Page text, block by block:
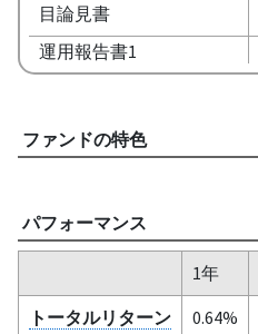
目論見書
運用報告書1
ファンドの特色
パフォーマンス
1年
トータルリターン
0.64%